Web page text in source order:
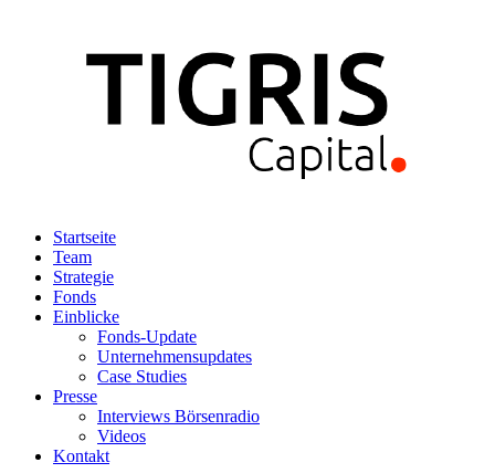
Startseite
Team
Strategie
Fonds
Einblicke
Fonds-Update
Unternehmensupdates
Case Studies
Presse
Interviews Börsenradio
Videos
Kontakt